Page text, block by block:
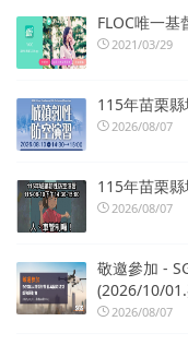
FLOC唯一
2021/03/29
115年苗栗縣
2026/08/07
115年苗栗
2026/08/07
敬邀參加 -
(2026/10/
2026/08/07